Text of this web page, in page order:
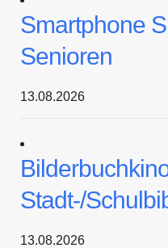
Smartphone
Senioren
13.08.2026
Stadt-/
13.08.2026